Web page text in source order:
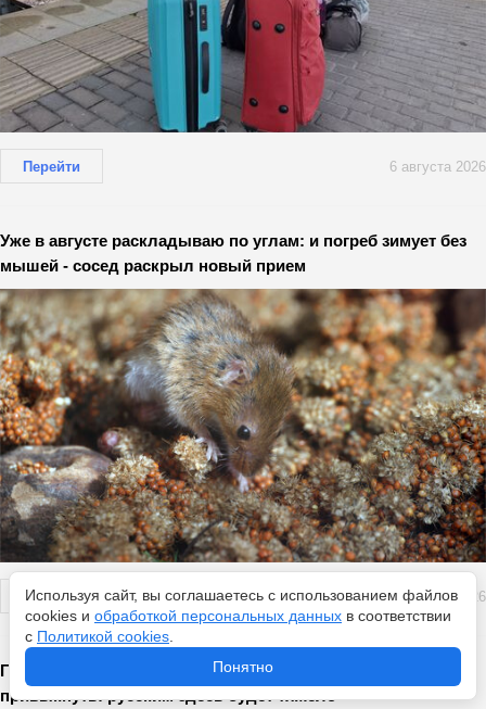
Перейти 6 августа 2026
Уже в августе раскладываю по углам: и погреб зимует без
мышей - сосед раскрыл новый прием
Перейти 6 августа 2026
Главные особенности Армении, к которым невозможно
привыкнуть: русским здесь будет тяжело
Используя сайт, вы соглашаетесь с использованием файлов
cookies и обработкой персональных данных в соответствии
с Политикой cookies
Понятно